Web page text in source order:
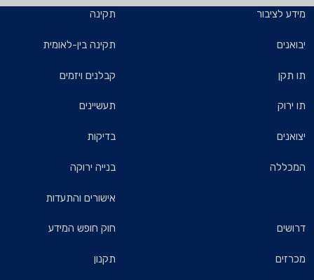
מידע לציבור
יבואנים
תו תקן
תו ירוק
יצואנים
המכללה
תקינה
תקינה בין-לאומית
קבלנים ויזמים
תעשיינים
בדיקות
בנייה ירוקה
אישורים והתעדות
דרושים
מכרזים
חוק חופש המידע
תקנון